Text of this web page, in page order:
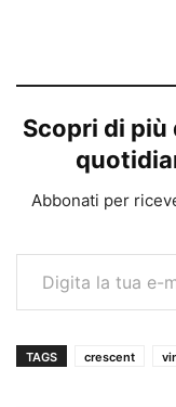
Scopri di più
Abbonati per
Digita la tua e-mail...
TAGS crescent